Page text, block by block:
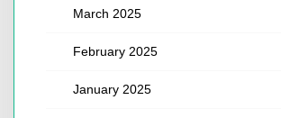
March 2025
February 2025
January 2025